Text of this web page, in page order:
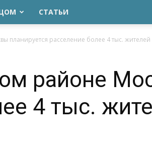
СТАТЬИ
планируется расселение более 4 тыс.
районе
4 тыс.